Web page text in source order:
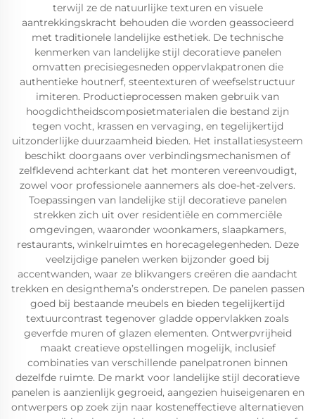
terwijl ze de natuurlijke texturen en visuele
aantrekkingskracht behouden die worden geassocieerd
met traditionele landelijke esthetiek. De technische
kenmerken van landelijke stijl decoratieve panelen
omvatten precisiegesneden oppervlakpatronen die
authentieke houtnerf, steentexturen of weefselstructuur
imiteren. Productieprocessen maken gebruik van
hoogdichtheidscomposietmaterialen die bestand zijn
tegen vocht, krassen en vervaging, en tegelijkertijd
uitzonderlijke duurzaamheid bieden. Het installatiesysteem
beschikt doorgaans over verbindingsmechanismen of
zelfklevend achterkant dat het monteren vereenvoudigt,
zowel voor professionele aannemers als doe-het-zelvers.
Toepassingen van landelijke stijl decoratieve panelen
strekken zich uit over residentiële en commerciële
omgevingen, waaronder woonkamers, slaapkamers,
restaurants, winkelruimtes en horecagelegenheden. Deze
veelzijdige panelen werken bijzonder goed bij
accentwanden, waar ze blikvangers creëren die aandacht
trekken en designthema’s onderstrepen. De panelen passen
goed bij bestaande meubels en bieden tegelijkertijd
textuurcontrast tegenover gladde oppervlakken zoals
geverfde muren of glazen elementen. Ontwerpvrijheid
maakt creatieve opstellingen mogelijk, inclusief
combinaties van verschillende panelpatronen binnen
dezelfde ruimte. De markt voor landelijke stijl decoratieve
panelen is aanzienlijk gegroeid, aangezien huiseigenaren en
ontwerpers op zoek zijn naar kosteneffectieve alternatieven